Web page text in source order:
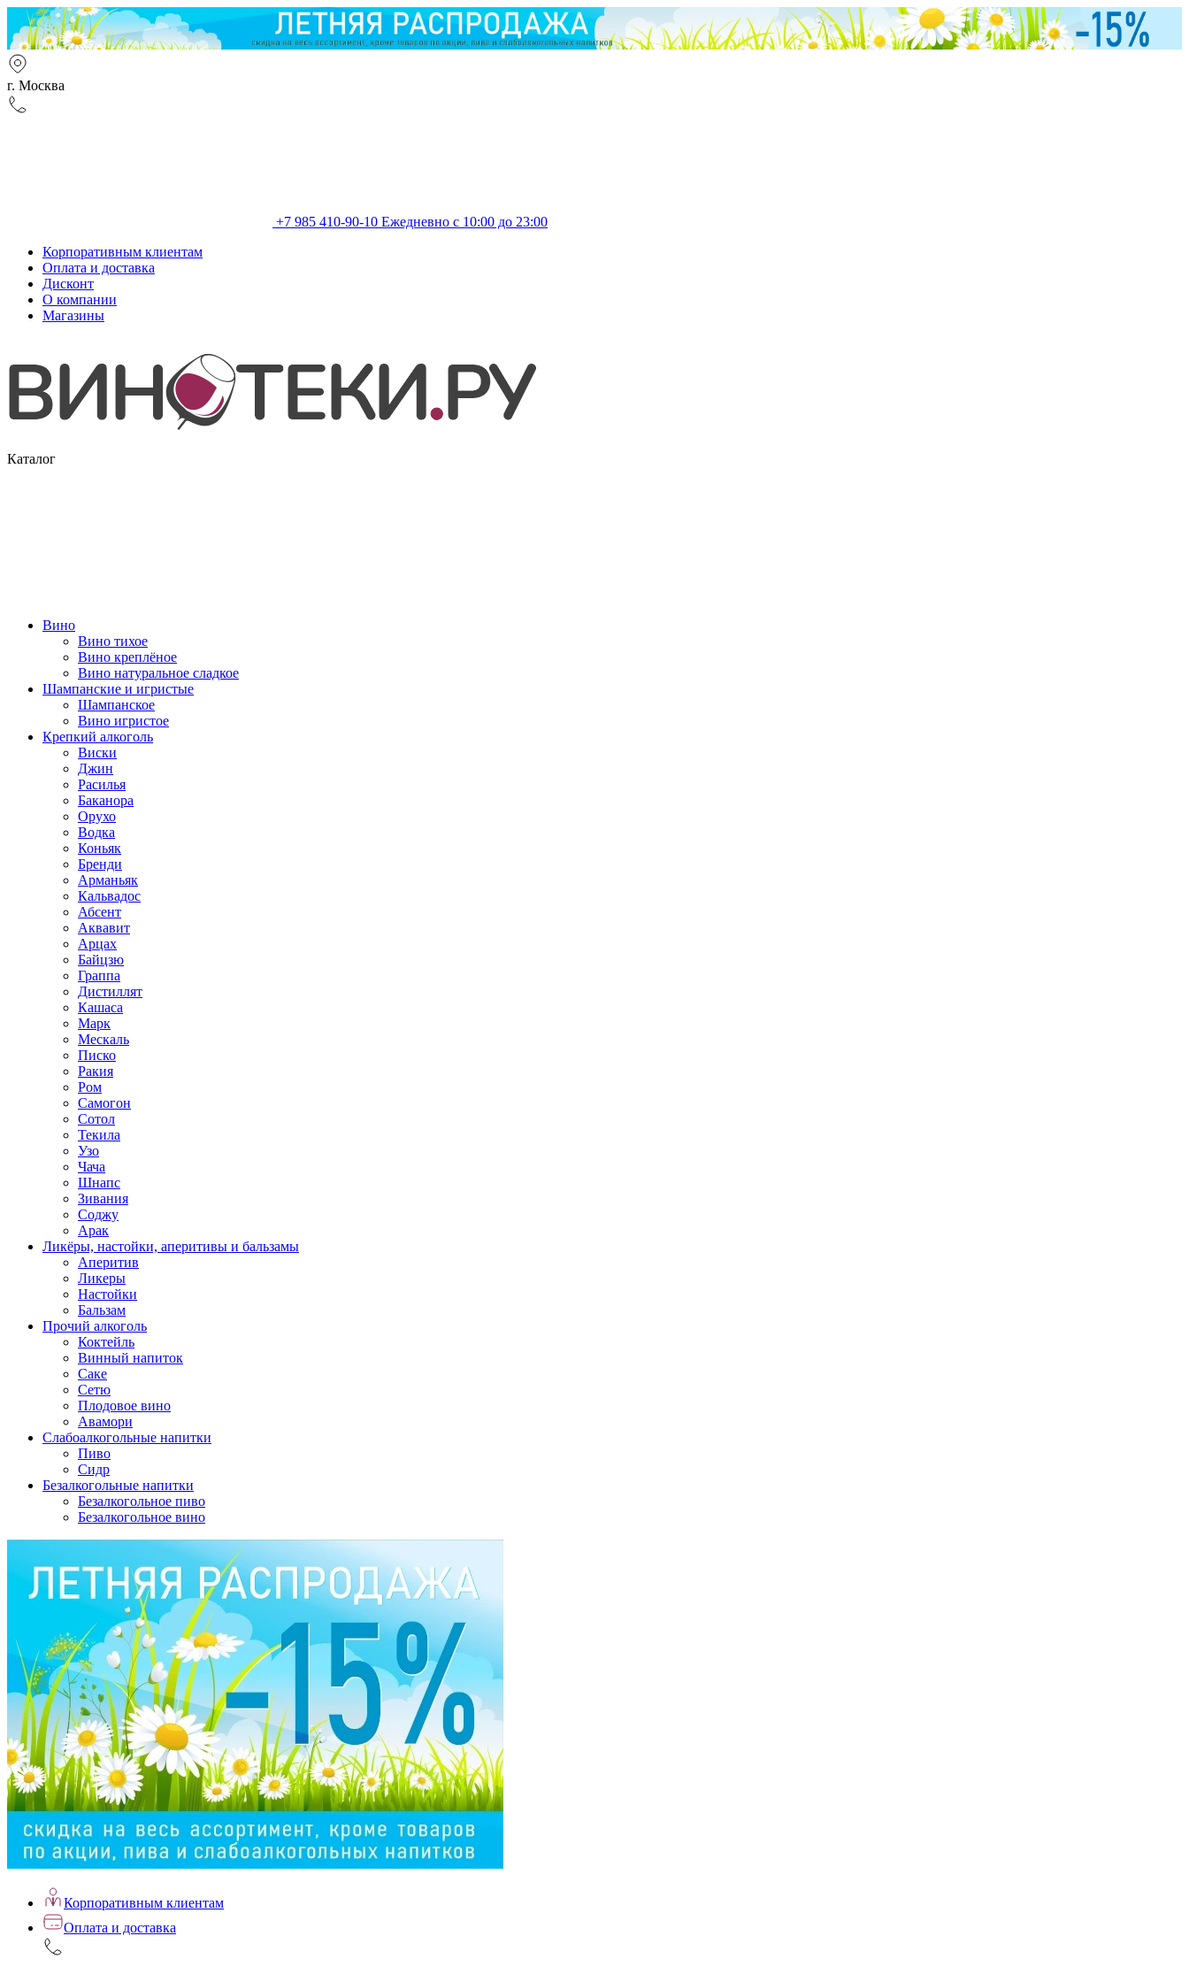
г. Москва
+7 985 410-90-10 Ежедневно с 10:00 до 23:00
Корпоративным клиентам
Оплата и доставка
Дисконт
О компании
Магазины
Каталог
Вино
Вино тихое
Вино креплёное
Вино натуральное сладкое
Шампанские и игристые
Шампанское
Вино игристое
Крепкий алкоголь
Виски
Джин
Расилья
Баканора
Орухо
Водка
Коньяк
Бренди
Арманьяк
Кальвадос
Абсент
Аквавит
Арцах
Байцзю
Граппа
Дистиллят
Кашаса
Марк
Мескаль
Писко
Ракия
Ром
Самогон
Сотол
Текила
Узо
Чача
Шнапс
Зивания
Соджу
Арак
Ликёры, настойки, аперитивы и бальзамы
Аперитив
Ликеры
Настойки
Бальзам
Прочий алкоголь
Коктейль
Винный напиток
Саке
Сетю
Плодовое вино
Авамори
Слабоалкогольные напитки
Пиво
Сидр
Безалкогольные напитки
Безалкогольное пиво
Безалкогольное вино
Корпоративным клиентам
Оплата и доставка